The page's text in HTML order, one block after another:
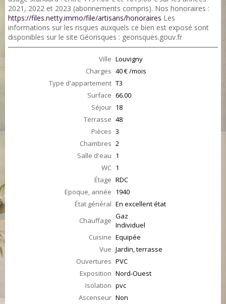
2021, 2022 et 2023 (abonnements compris). Nos honoraires :
https://files.netty.immo/file/artisans/honoraires Les
informations sur les risques auxquels ce bien est exposé sont
disponibles sur le site Géorisques : georisques.gouv.fr
Ville Louvigny
Charges 40 € /mois
Type d'appartement T3
Surface 66.00
Séjour 18
Terrasse 48
Pièces 3
Chambres 2
Salle d'eau 1
WC 1
Étage RDC
Epoque, année 1940
État général En excellent état
Chauffage Gaz
Individuel
Cuisine Equipée
Vue Jardin, terrasse
Ouvertures PVC
Exposition Nord-Ouest
Isolation pvc
Ascenseur Non